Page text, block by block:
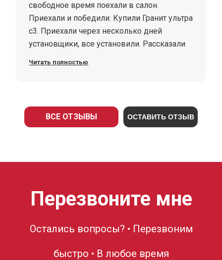
свободное время поехали в салон.
Приехали и победили. Купили Гранит ультра
с3. Приехали через несколько дней
установщики, все установили. Рассказали
Читать полностью
ВСЕ ОТЗЫВЫ ОСТАВИТЬ ОТЗЫВ
Перезвоните мне
Остались вопросы? • Перезвоним
быстро • В любое время